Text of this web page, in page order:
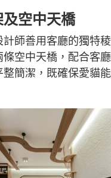
空中天橋
師善用客廳的獨特
空中天橋，配合客
簡潔，既確保愛貓